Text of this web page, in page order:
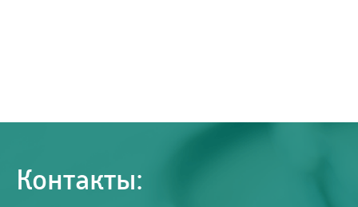
Контакты: